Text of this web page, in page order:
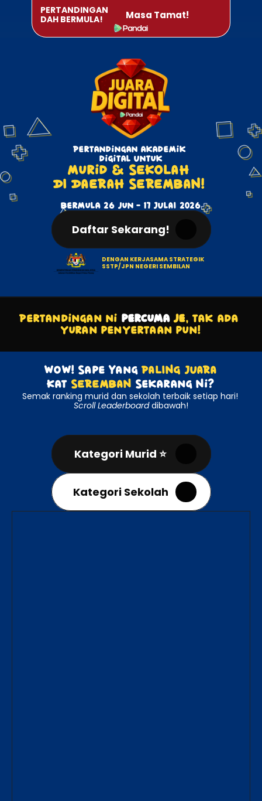
PERTANDINGAN
DAH BERMULA!
Masa Tamat!
Pertandingan akademik
digital Untuk
murid & SEKOLAH
DI DAERAH SEREMBAN!
Bermula 26 jun - 17 JUlAI 2026
Daftar Sekarang!
DENGAN KERJASAMA STRATEGIK
SSTP/JPN NEGERI SEMBILAN
Pertandingan ni percuma je, tak ada
yuran penyertaan pun!
WOW! Sape Yang PALING JUARA
Kat SEREMBAN Sekarang Ni?
Scroll Leaderboard dibawah!
Kategori Murid ⭐️
Kategori Sekolah